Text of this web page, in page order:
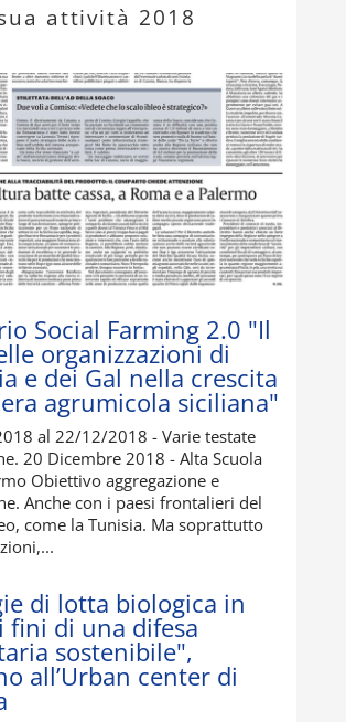
attività 2018
Social Farming 2.0 "Il
organizzazioni di
e dei Gal nella crescita
agrumicola siciliana"
al 22/12/2018 - Varie testate
20 Dicembre 2018 - Alta Scuola
Obiettivo aggregazione e
Anche con i paesi frontalieri del
come la Tunisia. Ma soprattutto
di lotta biologica in
fini di una difesa
sostenibile",
all’Urban center di